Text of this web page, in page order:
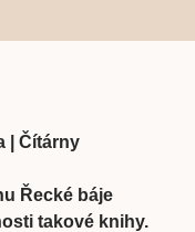
Řecké báje
takové knihy.